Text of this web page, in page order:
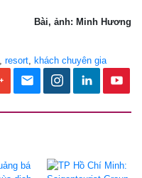
Bài, ảnh: Minh Hương
resort khách chuyên gia